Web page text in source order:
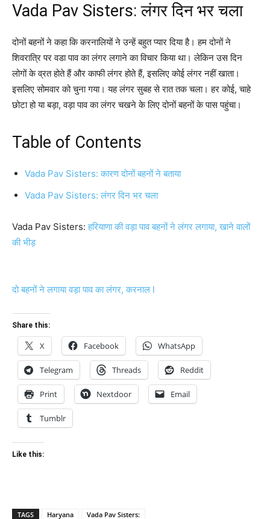
Vada Pav Sisters: लंगर दिन भर चला
दोनों बहनों ने कहा कि करनालियों ने उन्हें बहुत प्यार दिया है। हम दोनों ने
शिवरात्रि पर वडा पाव का लंगर लगाने का विचार किया था। लेकिन उस दिन
लोगों के व्रत होते हैं और काफी लंगर होते हैं, इसलिए कोई लंगर नहीं खाता।
इसलिए सोमवार को चुना गया। यह लंगर सुबह से रात तक चला। हर कोई, चाहे
छोटा हो या बड़ा, वड़ा पाव का लंगर चखने के लिए दोनों बहनों के पास पहुंचा।
Table of Contents
Vada Pav Sisters: कारण दोनों बहनों ने बताया
Vada Pav Sisters: लंगर दिन भर चला
Vada Pav Sisters:हरियाणा की वड़ा पाव बहनों ने लंगर लगाया, खाने वालों
की भीड़
दो बहनों ने लगाया वड़ा पाव का लंगर, करनाल l
Share this:
X Facebook WhatsApp
Telegram Threads Reddit
Print Nextdoor Email
Tumblr
Like this:
TAGS Haryana Vada Pav Sisters: